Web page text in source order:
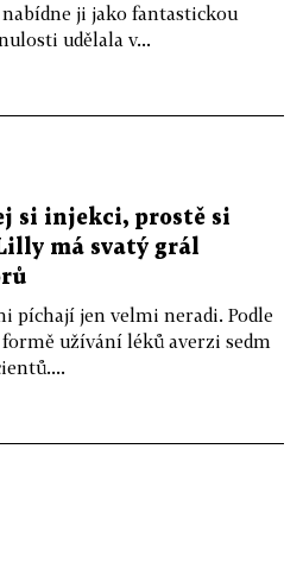
ji jako fantastickou
udělala v...
si injekci, prostě si
má svatý grál
píchají jen velmi neradi. Podle
užívání léků averzi sedm